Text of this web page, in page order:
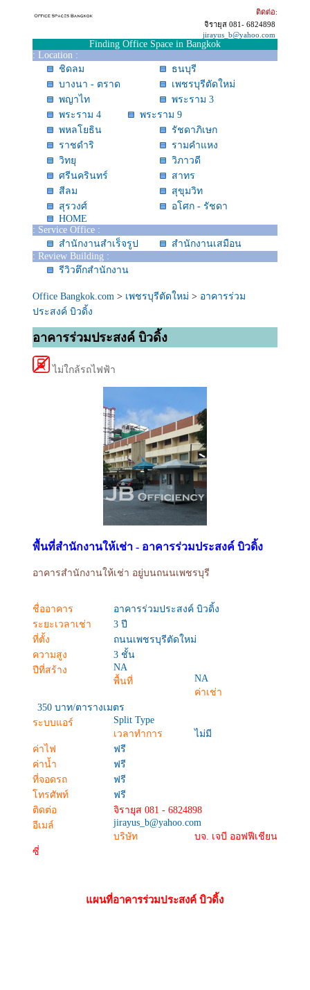
ติดต่อ:
จิรายุส 081- 6824898
jirayus_b@yahoo.com
Finding Office Space in Bangkok
: Location :
ชิดลม
ธนบุรี
บางนา - ตราด
เพชรบุรีตัดใหม่
พญาไท
พระราม 3
พระราม 4
พระราม 9
พหลโยธิน
รัชดาภิเษก
ราชดำริ
รามคำแหง
วิทยุ
วิภาวดี
ศรีนครินทร์
สาทร
สีลม
สุขุมวิท
สุรวงศ์
อโศก - รัชดา
HOME
: Service Office :
สำนักงานสำเร็จรูป
สำนักงานเสมือน
: Review Building :
รีวิวตึกสำนักงาน
Office Bangkok.com > เพชรบุรีตัดใหม่ > อาคารร่วม
ประสงค์ บิวดิ้ง
อาคารร่วมประสงค์ บิวดิ้ง
ไม่ใกล้รถไฟฟ้า
พื้นที่สำนักงานให้เช่า - อาคารร่วมประสงค์ บิวดิ้ง
อาคารสำนักงานให้เช่า อยู่บนถนนเพชรบุรี
ชื่ออาคาร
อาคารร่วมประสงค์ บิวดิ้ง
ระยะเวลาเช่า
3 ปี
ที่ตั้ง
ถนนเพชรบุรีตัดใหม่
ความสูง
3 ชั้น
ปีที่สร้าง
NA
พื้นที่
NA
ค่าเช่า
350 บาท/ตารางเมตร
ระบบแอร์
Split Type
เวลาทำการ
ไม่มี
ค่าไฟ
ฟรี
ค่าน้ำ
ฟรี
ที่จอดรถ
ฟรี
โทรศัพท์
ฟรี
ติดต่อ
จิรายุส 081 - 6824898
อีเมล์
jirayus_b@yahoo.com
บริษัท
บจ. เจบี ออฟฟีเชียน
ซี่
แผนที่อาคารร่วมประสงค์ บิวดิ้ง